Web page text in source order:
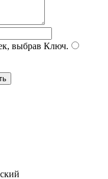
выбрав Ключ.